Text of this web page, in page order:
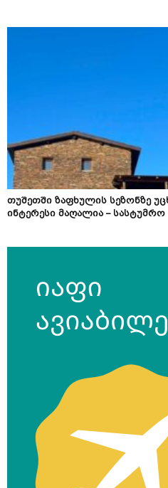
თუშეთში ზაფხულის სეზონზე
ინტერესი მაღალია – სასტუმრო